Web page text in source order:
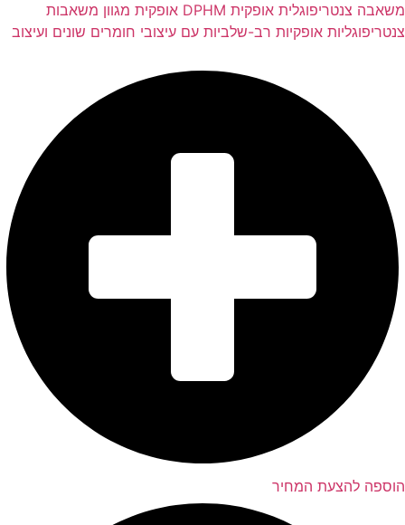
משאבה צנטריפוגלית אופקית DPHM אופקית מגוון משאבות
צנטריפוגליות אופקיות רב-שלביות עם עיצובי חומרים שונים ועיצוב
הוספה להצעת המחיר